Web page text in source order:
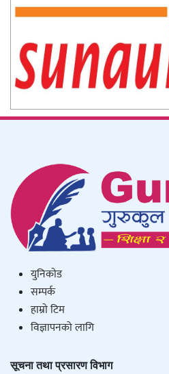
युनिकाेड
सम्पर्क
हाम्राे टिम
विज्ञापनको लागि
सूचना तथा प्रसारण विभाग